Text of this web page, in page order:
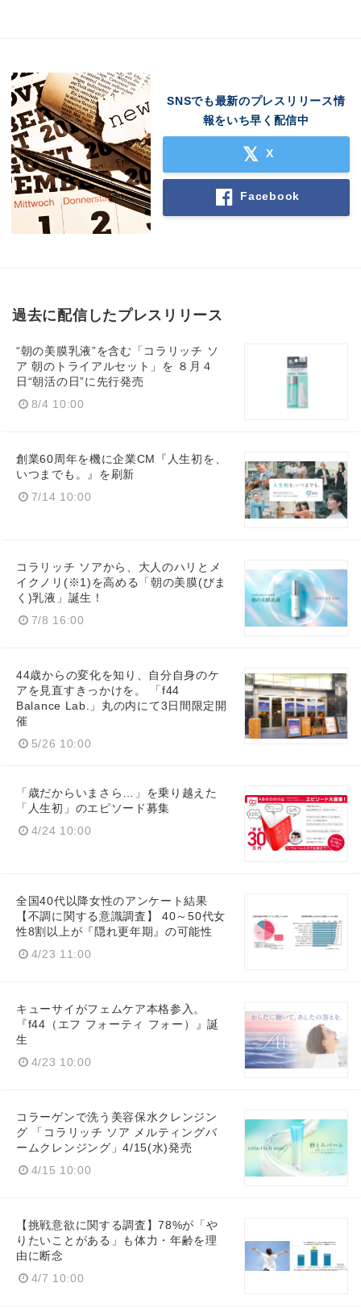
SNSでも最新のプレスリリース情
報をいち早く配信中
X
Facebook
過去に配信したプレスリリース
“朝の美膜乳液”を含む「コラリッチ ソ
ア 朝のトライアルセット」を ８月４
日“朝活の日”に先行発売
8/4 10:00
創業60周年を機に企業CM『人生初を、
いつまでも。』を刷新
7/14 10:00
コラリッチ ソアから、大人のハリとメ
イクノリ(※1)を高める「朝の美膜(びま
く)乳液」誕生！
7/8 16:00
44歳からの変化を知り、自分自身のケ
アを見直すきっかけを。 「f44
Balance Lab.」丸の内にて3日間限定開
催
5/26 10:00
「歳だからいまさら…」を乗り越えた
「人生初」のエピソード募集
4/24 10:00
全国40代以降女性のアンケート結果
【不調に関する意識調査】 40～50代女
性8割以上が『隠れ更年期』の可能性
4/23 11:00
キューサイがフェムケア本格参入。
『f44（エフ フォーティ フォー）』誕
生
4/23 10:00
コラーゲンで洗う美容保水クレンジン
グ 「コラリッチ ソア メルティングバ
ームクレンジング」4/15(水)発売
4/15 10:00
【挑戦意欲に関する調査】78%が「や
りたいことがある」も体力・年齢を理
由に断念
4/7 10:00